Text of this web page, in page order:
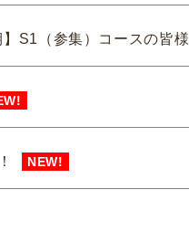
S1（参集）コースの皆様
NEW!